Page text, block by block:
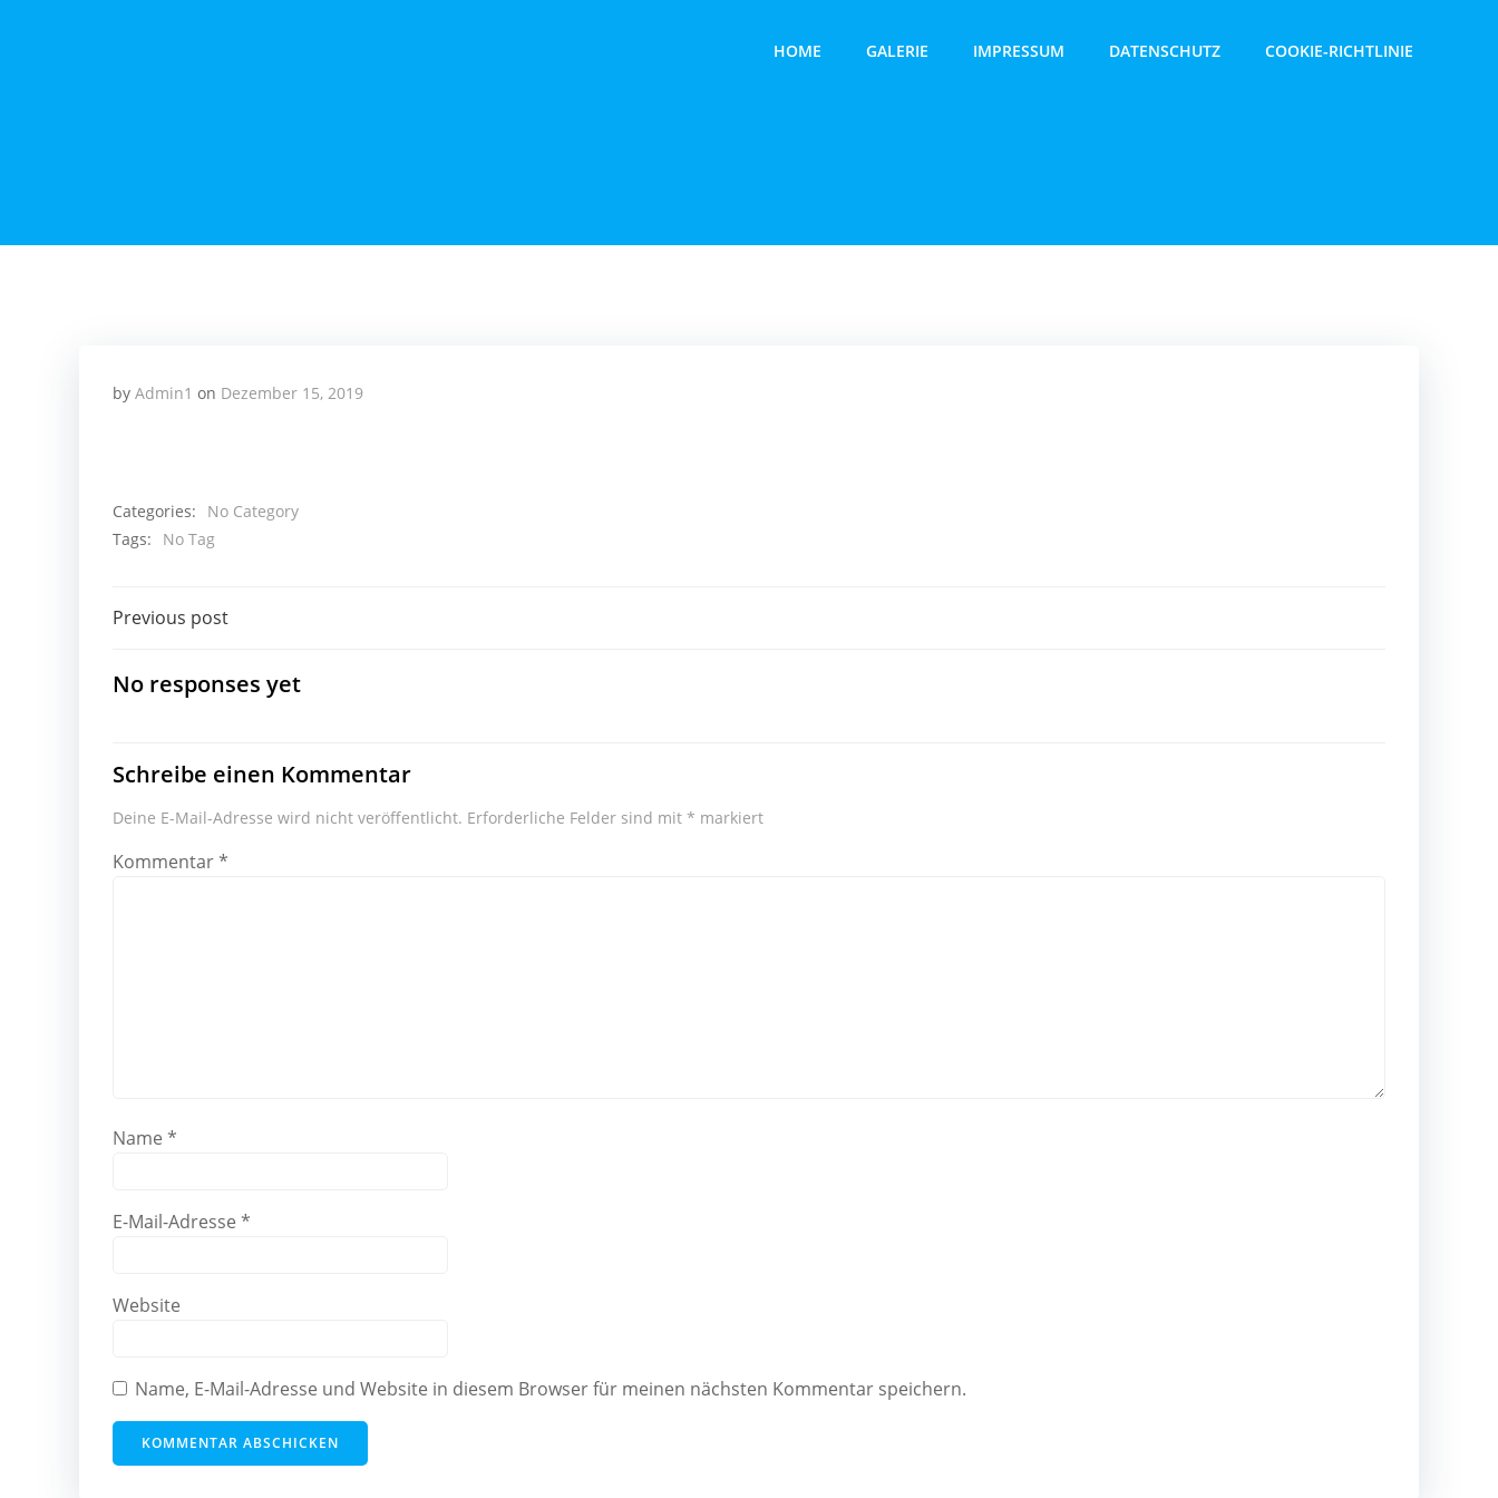
HOME GALERIE IMPRESSUM DATENSCHUTZ COOKIE-RICHTLINIE
by Admin1 on Dezember 15, 2019
Categories:
No Category
Tags:
No Tag
Beitragsnavigation
Previous post
No responses yet
Schreibe einen Kommentar
Deine E-Mail-Adresse wird nicht veröffentlicht. Erforderliche Felder sind mit * markiert
Kommentar*
Name *
E-Mail-Adresse *
Website
Name, E-Mail-Adresse und Website in diesem Browser für meinen nächsten Kommentar speichern.